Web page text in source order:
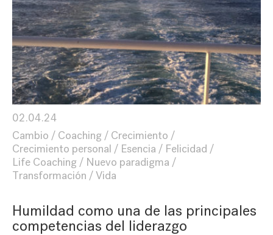
02.04.24
Cambio
Coaching
Crecimiento
Crecimiento personal
Esencia
Felicidad
Life Coaching
Nuevo paradigma
Transformación
Vida
Humildad como una de las principales
competencias del liderazgo